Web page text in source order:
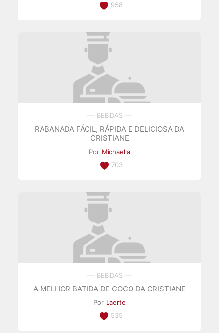
958
BEBIDAS
RABANADA FÁCIL, RÁPIDA E DELICIOSA DA
CRISTIANE
Por Michaella
703
BEBIDAS
A MELHOR BATIDA DE COCO DA CRISTIANE
Por Laerte
535